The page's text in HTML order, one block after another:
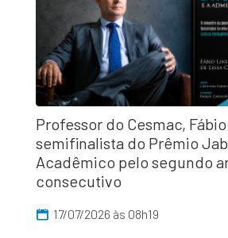
Professor do Cesmac,
semifinalista do Prêmio
Acadêmico pelo segundo
consecutivo
17/07/2026 às 08h19